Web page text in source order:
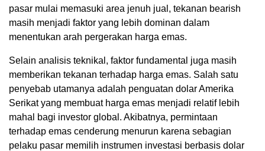
pasar mulai memasuki area jenuh jual, tekanan bearish
masih menjadi faktor yang lebih dominan dalam
menentukan arah pergerakan harga emas.
Selain analisis teknikal, faktor fundamental juga masih
memberikan tekanan terhadap harga emas. Salah satu
penyebab utamanya adalah penguatan dolar Amerika
Serikat yang membuat harga emas menjadi relatif lebih
mahal bagi investor global. Akibatnya, permintaan
terhadap emas cenderung menurun karena sebagian
pelaku pasar memilih instrumen investasi berbasis dolar